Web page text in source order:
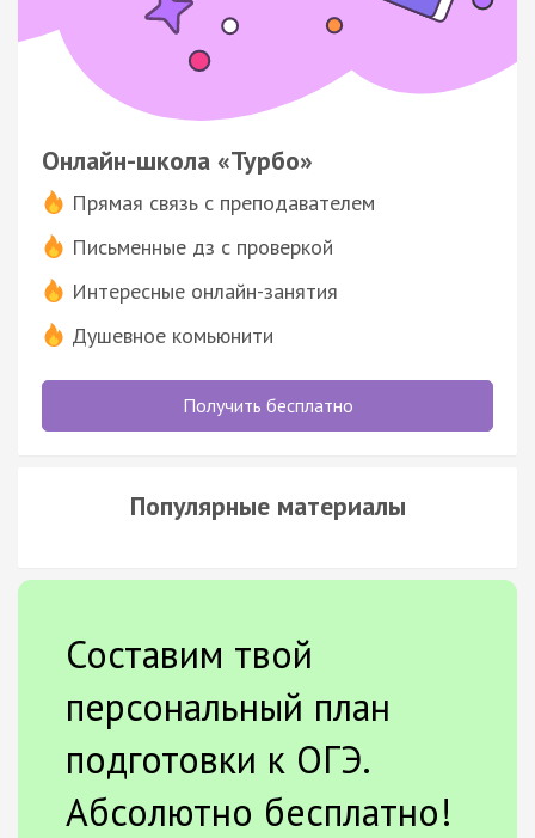
Онлайн-школа «Турбо»
Прямая связь с преподавателем
Письменные дз с проверкой
Интересные онлайн-занятия
Душевное комьюнити
Получить бесплатно
Популярные материалы
Составим твой
персональный план
подготовки к ОГЭ.
Абсолютно бесплатно!